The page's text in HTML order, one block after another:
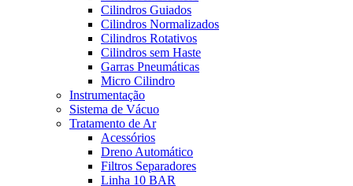
Cilindros Guiados
Cilindros Normalizados
Cilindros Rotativos
Cilindros sem Haste
Garras Pneumáticas
Micro Cilindro
Instrumentação
Sistema de Vácuo
Tratamento de Ar
Acessórios
Dreno Automático
Filtros Separadores
Linha 10 BAR